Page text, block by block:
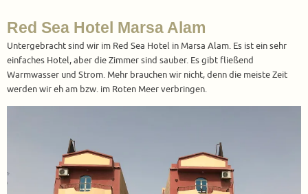
Red Sea Hotel Marsa Alam
Untergebracht sind wir im Red Sea Hotel in Marsa Alam. Es ist ein sehr
einfaches Hotel, aber die Zimmer sind sauber. Es gibt fließend
Warmwasser und Strom. Mehr brauchen wir nicht, denn die meiste Zeit
werden wir eh am bzw. im Roten Meer verbringen.